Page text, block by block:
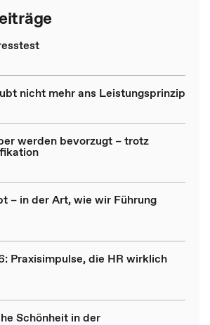
nicht mehr ans Leistungsprinzip
werden bevorzugt – trotz
– in der Art, wie wir Führung
Praxisimpulse, die HR wirklich
Schönheit in der